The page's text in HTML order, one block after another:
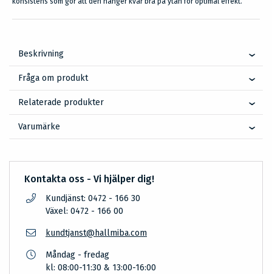
Beskrivning
Fråga om produkt
Relaterade produkter
Varumärke
Kontakta oss - Vi hjälper dig!
Kundjänst: 0472 - 166 30
Växel: 0472 - 166 00
kundtjanst@hallmiba.com
Måndag - fredag
kl: 08:00-11:30 & 13:00-16:00